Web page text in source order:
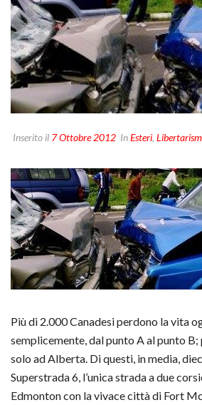
Inserito il 7 Ottobre 2012 InEsteri,
Più di 2.000 Canadesi perdono la vita
semplicemente, dal punto A al punto
solo ad Alberta. Di questi, in media,
Superstrada 6, l’unica strada a due
Edmonton con la vivace città di Fort